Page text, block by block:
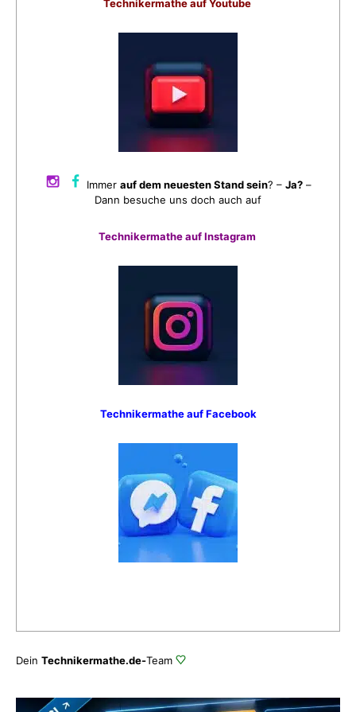
Technikermathe auf Youtube
Immerauf dem neuesten Stand sein? –Ja? –
Dann besuche uns doch auch auf
Technikermathe auf Instagram
Technikermathe auf Facebook
Dein Technikermathe.de-Team